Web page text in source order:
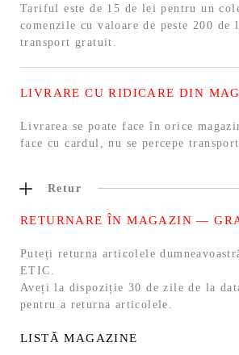
Tariful este de 15 de lei pentru un
comenzile cu valoare de peste 200 de
transport gratuit.
LIVRARE CU RIDICARE DIN
Livrarea se poate face în orice
face cu cardul, nu se percepe
Retur
RETURNARE ÎN MAGAZIN —
Puteți returna articolele
ETIC.
Aveți la dispoziție 30 de zile de la
pentru a returna articolele.
LISTĂ MAGAZINE